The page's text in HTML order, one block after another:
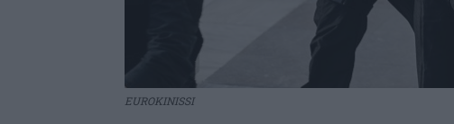
EUROKINISSI